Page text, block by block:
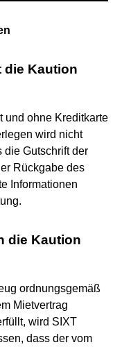
die Kaution
und ohne Kreditkarte
wird nicht
die Gutschrift der
Rückgabe des
Informationen
die Kaution
ordnungsgemäß
Mietvertrag
wird SIXT
dass der vom